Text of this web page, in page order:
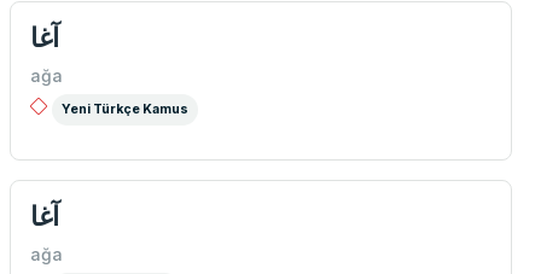
آغا
ağa
Yeni Türkçe Kamus
آغا
ağa